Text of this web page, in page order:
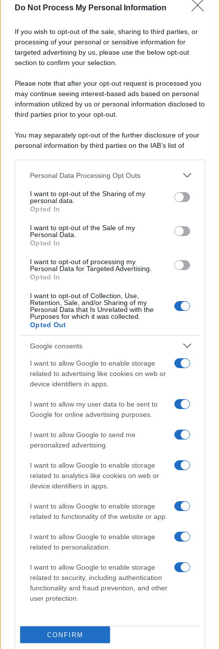
Do Not Process My Personal Information
If you wish to opt-out of the sale, sharing to third parties, or
processing of your personal or sensitive information for
targeted advertising by us, please use the below opt-out
section to confirm your selection.
Please note that after your opt-out request is processed you
may continue seeing interest-based ads based on personal
information utilized by us or personal information disclosed to
third parties prior to your opt-out.
You may separately opt-out of the further disclosure of your
personal information by third parties on the IAB’s list of
This information may also be disclosed by us to third parties
disclose it to other third parties.
Please note that this website/app uses one or more Google
services and may gather and store information including but
not limited to your visit or usage behaviour. You may click to
grant or deny consent to Google and its third-party tags to
consent section.
Personal Data Processing Opt Outs
I want to opt-out of the Sharing of my
personal data.
Opted In
I want to opt-out of the Sale of my
Personal Data.
Opted In
I want to opt-out of processing my
Personal Data for Targeted Advertising.
Opted In
I want to opt-out of Collection, Use,
Retention, Sale, and/or Sharing of my
Personal Data that Is Unrelated with the
Purposes for which it was collected.
Opted Out
Google consents
I want to allow Google to enable storage
related to advertising like cookies on web or
device identifiers in apps.
I want to allow my user data to be sent to
Google for online advertising purposes.
I want to allow Google to send me
personalized advertising.
I want to allow Google to enable storage
related to analytics like cookies on web or
device identifiers in apps.
I want to allow Google to enable storage
related to functionality of the website or app.
I want to allow Google to enable storage
related to personalization.
I want to allow Google to enable storage
related to security, including authentication
functionality and fraud prevention, and other
user protection.
CONFIRM
Un gruppo di 19 scout dispersi sul monte Cerreto
Niente Salernitana per Lamberti, il portiere passa
alla Scafatese
CHI SIAMO CONTATTI PUBBLICITÀ LAVORA CON NOI
OTTO CHANNEL
Iscritto al Registro degli Operatori di Comunicazione n. 37512
© Riproduzione Riservata – Ne è consentita esclusivamente una
riproduzione parziale con citazione della fonte corretta